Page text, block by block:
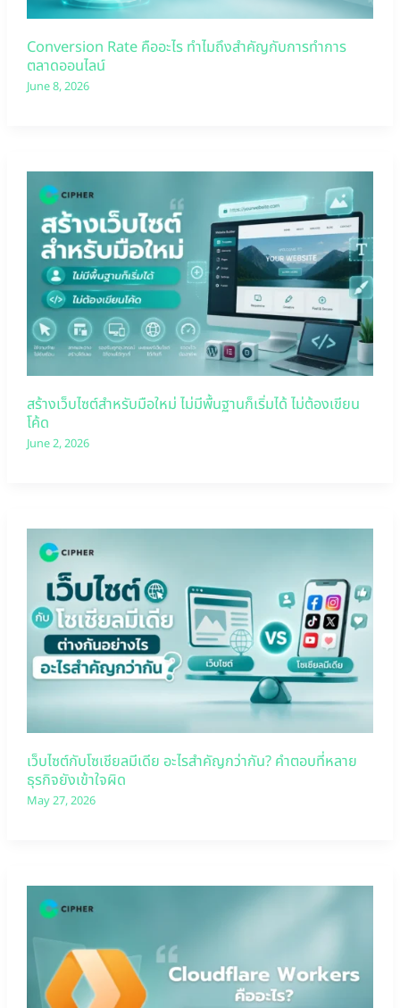
Conversion Rate คืออะไร ทำไมถึงสำคัญกับการทำการ
ตลาดออนไลน์
June 8, 2026
สร้างเว็บไซต์สำหรับมือใหม่ ไม่มีพื้นฐานก็เริ่มได้ ไม่ต้องเขียน
โค้ด
June 2, 2026
เว็บไซต์กับโซเชียลมีเดีย อะไรสำคัญกว่ากัน? คำตอบที่หลาย
ธุรกิจยังเข้าใจผิด
May 27, 2026